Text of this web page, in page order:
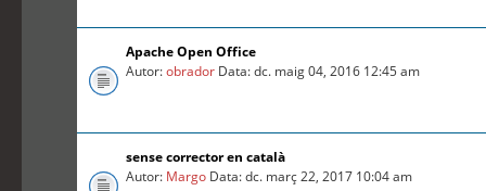
Apache Open Office
Autor:obrador Data: dc. maig 04, 2016 12:45 am
sense corrector en català
Autor: Margo Data: dc. març 22, 2017 10:04 am